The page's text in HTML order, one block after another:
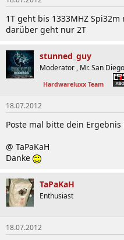
1T geht bis 1333MHZ
darüber geht nur 2T
stunned_guy
Moderator , Mr. San
Hardwareluxx Team
18.07.2012
Poste mal bitte dein
@ TaPaKaH
Danke
TaPaKaH
Enthusiast
18.07.2012